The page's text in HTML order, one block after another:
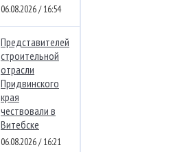
06.08.2026 / 16:54
Представителей
строительной
отрасли
Придвинского
края
чествовали в
Витебске
06.08.2026 / 16:21